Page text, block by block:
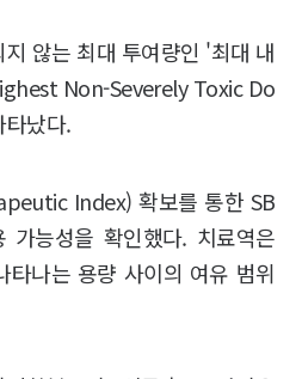
않는 최대 투여량인 '최대 내
Non-Severely Toxic Do
났다.
Index) 확보를 통한 SB
가능성을 확인했다. 치료역은
타나는 용량 사이의 여유 범위